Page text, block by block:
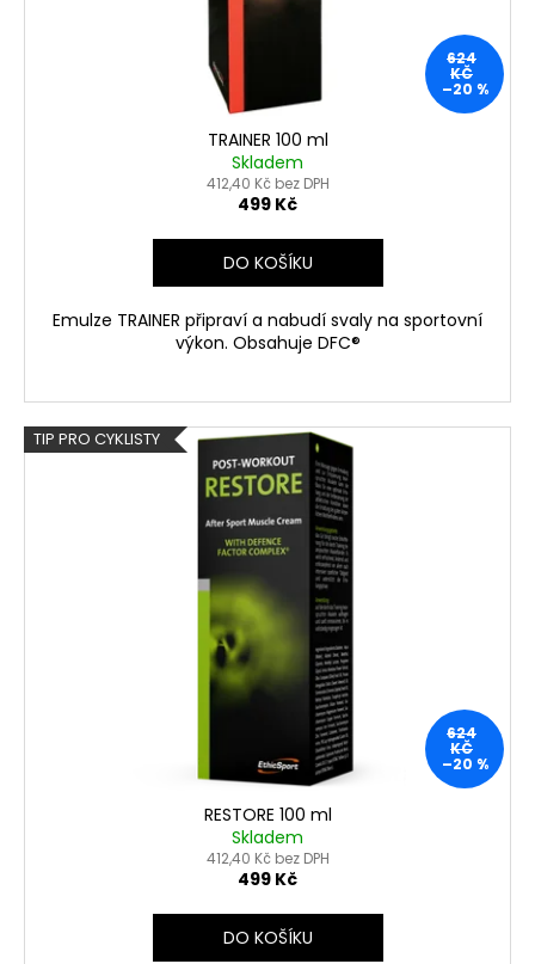
624
KČ
–20 %
TRAINER 100 ml
Skladem
412,40 Kč bez DPH
499 Kč
DO KOŠÍKU
Emulze TRAINER připraví a nabudí svaly na sportovní
výkon. Obsahuje DFC®
TIP PRO CYKLISTY
624
KČ
–20 %
RESTORE 100 ml
Skladem
412,40 Kč bez DPH
499 Kč
DO KOŠÍKU